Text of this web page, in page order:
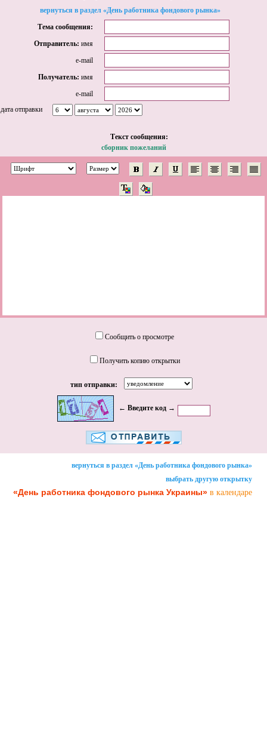
вернуться в раздел «День работника фондового рынка»
Тема сообщения:
Отправитель: имя
e-mail
Получатель: имя
e-mail
дата отправки
Tекст сообщения:
сборник пожеланий
Сообщить о просмотре
Получить копию открытки
тип отправки:
← Введите код →
вернуться в раздел «День работника фондового рынка»
выбрать другую открытку
«День работника фондового рынка Украины» в календаре